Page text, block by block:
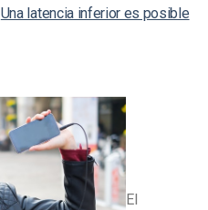
Una latencia inferior es posible
El